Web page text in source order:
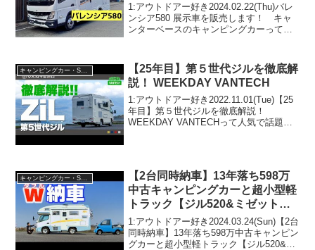
1:アウトドアー好き2024.02.22(Thu)バレ
ンシア580 展示車を販売します！ キャ
ンターベースのキャンピングカーって人
画は注目です！3:ア...
キャンピングカー・SUV人気車種
【25年目】第５世代ジルを徹底解
説！ WEEKDAY VANTECH
1:アウトドアー好き2022.11.01(Tue)【25
年目】第５世代ジルを徹底解説！
WEEKDAY VANTECHって人気で話題ら
【2台同時納車】13年落ち598万
中古キャンピングカーと超小型軽
トラック【ジル520&ミゼット
Ⅱ】
1:アウトドアー好き2024.03.24(Sun)【2台
同時納車】13年落ち598万中古キャンピン
グカーと超小型軽トラック【ジル520&ミ